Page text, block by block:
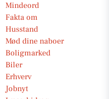
Mindeord
Fakta om
Husstand
Mød dine naboer
Boligmarked
Biler
Erhverv
Jobnyt